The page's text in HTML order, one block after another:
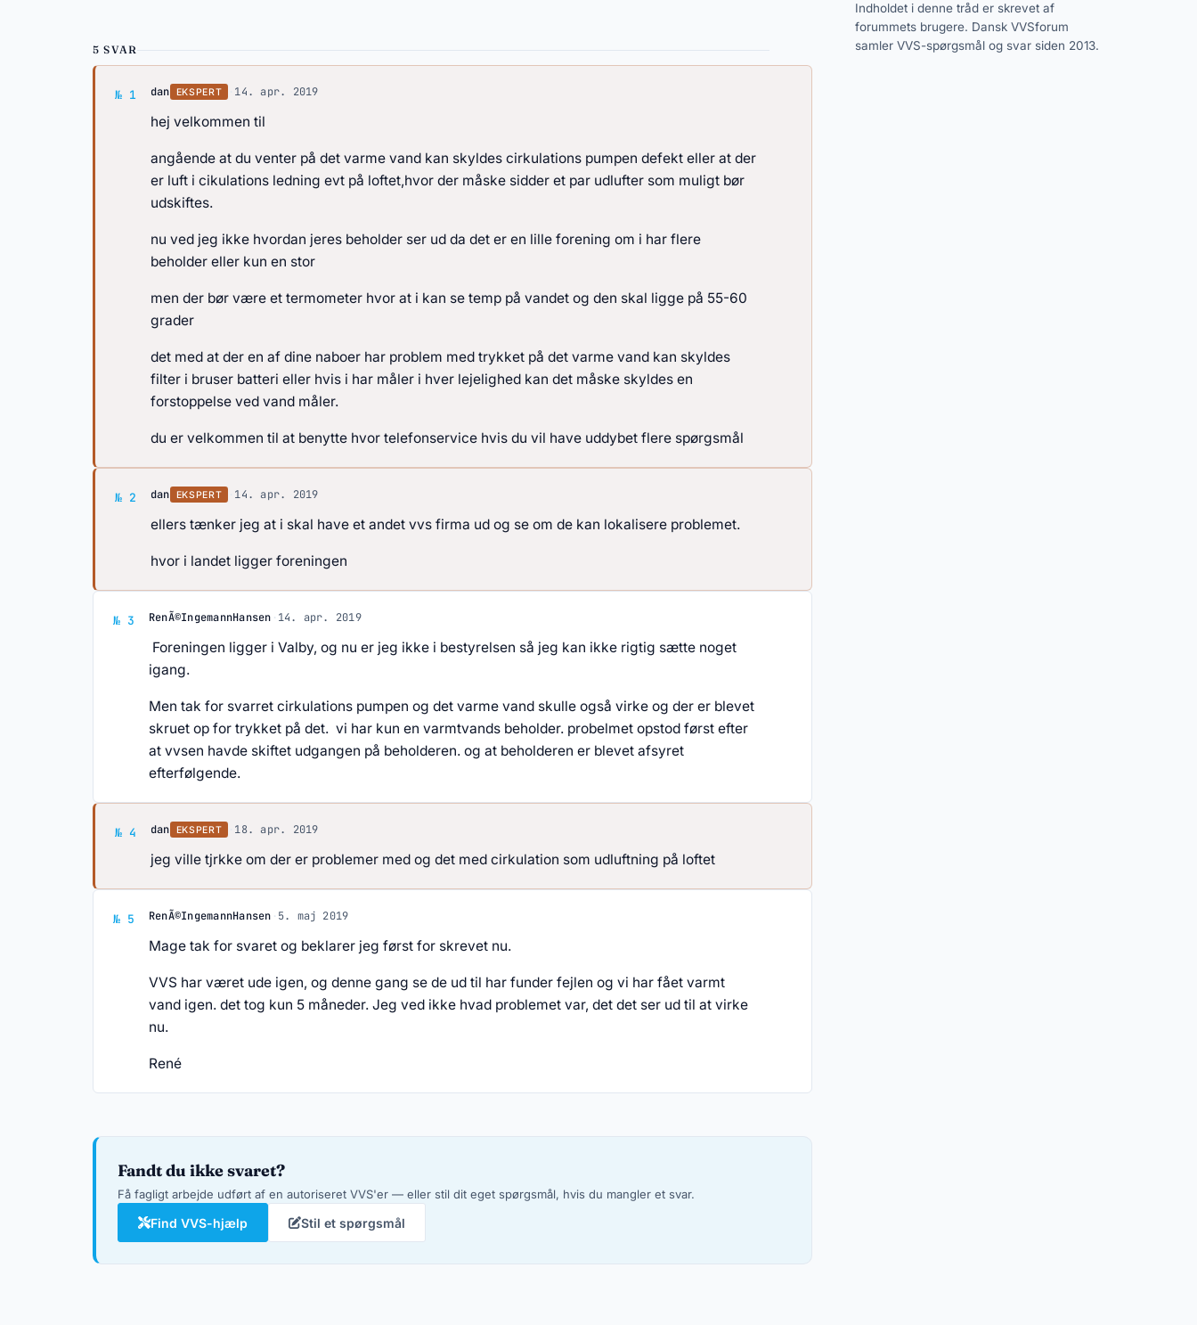
5 SVAR
№ 1 Svar af dan
dan EKSPERT 14. apr. 2019
hej velkommen til
angående at du venter på det varme vand kan skyldes cirkulations pumpen defekt eller at der
er luft i cikulations ledning evt på loftet,hvor der måske sidder et par udlufter som muligt bør
udskiftes.
nu ved jeg ikke hvordan jeres beholder ser ud da det er en lille forening om i har flere
beholder eller kun en stor
men der bør være et termometer hvor at i kan se temp på vandet og den skal ligge på 55-60
grader
det med at der en af dine naboer har problem med trykket på det varme vand kan skyldes
filter i bruser batteri eller hvis i har måler i hver lejelighed kan det måske skyldes en
forstoppelse ved vand måler.
du er velkommen til at benytte hvor telefonservice hvis du vil have uddybet flere spørgsmål
№ 2 Svar af dan
dan EKSPERT 14. apr. 2019
ellers tænker jeg at i skal have et andet vvs firma ud og se om de kan lokalisere problemet.
hvor i landet ligger foreningen
№ 3 Svar af RenÃ©IngemannHansen
RenÃ©IngemannHansen · 14. apr. 2019
Foreningen ligger i Valby, og nu er jeg ikke i bestyrelsen så jeg kan ikke rigtig sætte noget
igang.
Men tak for svarret cirkulations pumpen og det varme vand skulle også virke og der er blevet
skruet op for trykket på det. vi har kun en varmtvands beholder. probelmet opstod først efter
at vvsen havde skiftet udgangen på beholderen. og at beholderen er blevet afsyret
efterfølgende.
№ 4 Svar af dan
dan EKSPERT 18. apr. 2019
jeg ville tjrkke om der er problemer med og det med cirkulation som udluftning på loftet
№ 5 Svar af RenÃ©IngemannHansen
RenÃ©IngemannHansen · 5. maj 2019
Mage tak for svaret og beklarer jeg først for skrevet nu.
VVS har været ude igen, og denne gang se de ud til har funder fejlen og vi har fået varmt
vand igen. det tog kun 5 måneder. Jeg ved ikke hvad problemet var, det det ser ud til at virke
nu.
René
Fandt du ikke svaret?
Få fagligt arbejde udført af en autoriseret VVS'er — eller stil dit eget spørgsmål, hvis du mangler et svar.
Find VVS-hjælp Stil et spørgsmål
Indholdet i denne tråd er skrevet af
forummets brugere. Dansk VVSforum
samler VVS-spørgsmål og svar siden 2013.